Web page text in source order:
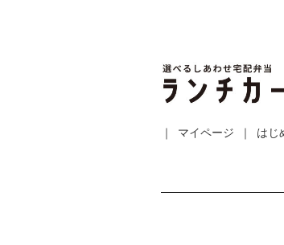
マイページ はじ